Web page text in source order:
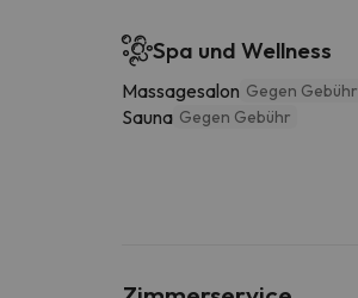
Spa und Wellness
Massagesalon Gegen Gebühr
Sauna Gegen Gebühr